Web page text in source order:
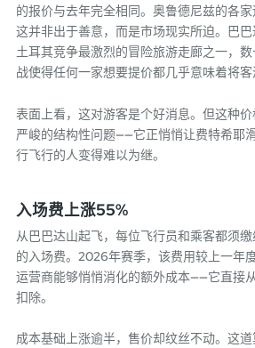
的报价与去年完全相同。奥鲁德尼兹的各
这并非出于善意，而是市场现实所迫。巴
土耳其竞争最激烈的冒险旅游走廊之一，
战使得任何一家想要提价都几乎意味着将客
表面上看，这对游客是个好消息。但这种
严峻的结构性问题——它正悄悄让费特希耶
行飞行的人变得难以为继。
入场费上涨55%
从巴巴达山起飞，每位飞行员和乘客都须
的入场费。2026年赛季，该费用较上一年
运营商能够悄悄消化的额外成本——它直接
扣除。
成本基础上涨逾半，售价却纹丝不动。这道